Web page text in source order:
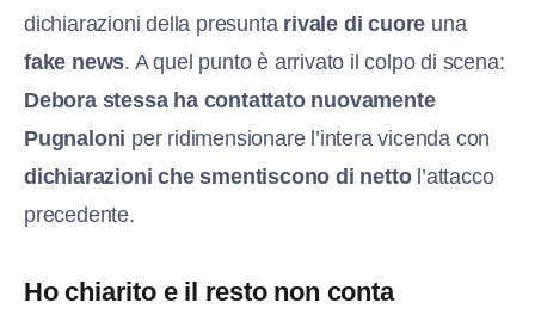
dichiarazioni della presunta rivale di cuore una
fake news. A quel punto è arrivato il colpo di scena:
Debora stessa ha contattato nuovamente
Pugnaloni per ridimensionare l’intera vicenda con
dichiarazioni che smentiscono di nettol’attacco
precedente.
Ho chiarito e il resto non conta